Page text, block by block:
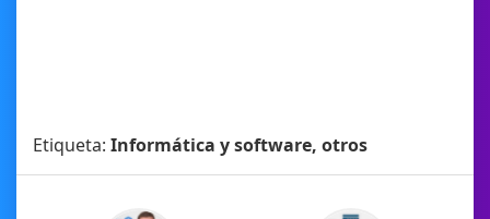
Etiqueta: Informática y software, otros